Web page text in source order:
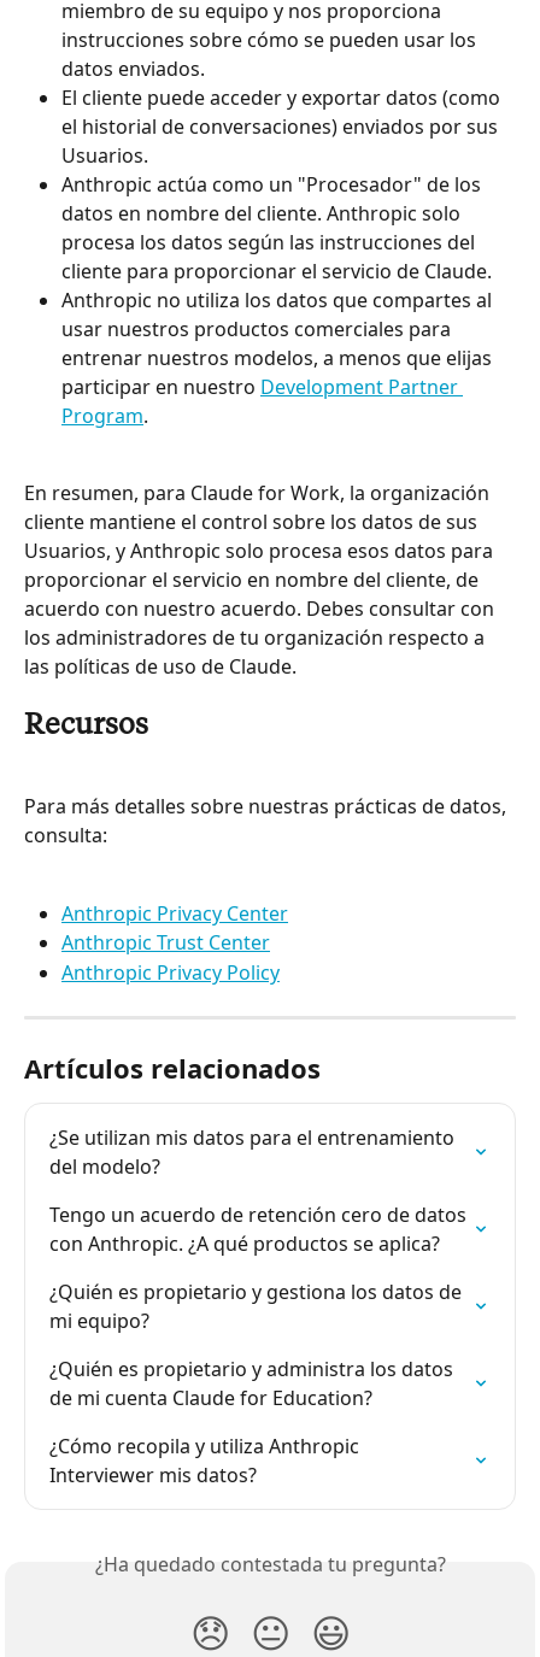
miembro de su equipo y nos proporciona
instrucciones sobre cómo se pueden usar los
datos enviados.
El cliente puede acceder y exportar datos (como
el historial de conversaciones) enviados por sus
Usuarios.
Anthropic actúa como un "Procesador" de los
datos en nombre del cliente. Anthropic solo
procesa los datos según las instrucciones del
cliente para proporcionar el servicio de Claude.
Anthropic no utiliza los datos que compartes al
usar nuestros productos comerciales para
entrenar nuestros modelos, a menos que elijas
participar en nuestro Development Partner
Program.
En resumen, para Claude for Work, la organización
cliente mantiene el control sobre los datos de sus
Usuarios, y Anthropic solo procesa esos datos para
proporcionar el servicio en nombre del cliente, de
acuerdo con nuestro acuerdo. Debes consultar con
los administradores de tu organización respecto a
las políticas de uso de Claude.
Recursos
Para más detalles sobre nuestras prácticas de datos,
consulta:
Anthropic Privacy Center
Anthropic Trust Center
Anthropic Privacy Policy
Artículos relacionados
¿Se utilizan mis datos para el entrenamiento
del modelo?
Tengo un acuerdo de retención cero de datos
con Anthropic. ¿A qué productos se aplica?
¿Quién es propietario y gestiona los datos de
mi equipo?
¿Quién es propietario y administra los datos
de mi cuenta Claude for Education?
¿Cómo recopila y utiliza Anthropic
Interviewer mis datos?
¿Ha quedado contestada tu pregunta?
😞 😐 😃